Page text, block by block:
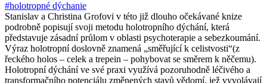
#holotropné dýchanie
Stanislav a Christina Grofovi v této již dlouho očekávané knize
podrobně popisují svoji metodu holotropního dýchání, která
představuje zásadní průlom v oblasti psychoterapie a sebezkoumání.
Výraz holotropní doslovně znamená „směřující k celistvosti“(z
řeckého holos – celek a trepein – pohybovat se směrem k něčemu).
Holotropní dýchání ve své praxi využívá pozoruhodně léčivého a
transformačního potenciálu změnených stavů vědomí, jež vyvolávají